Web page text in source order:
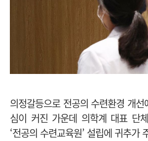
의정갈등으로 전공의 수련환경 개
심이 커진 가운데 의학계 대표 단
‘전공의 수련교육원’ 설립에 귀추가